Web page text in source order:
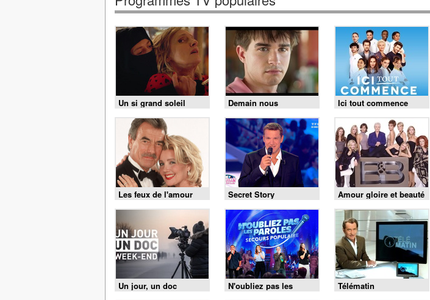
Un si grand soleil Demain nous
appartient
Ici tout commence
Les feux de l'amour Secret Story Amour gloire et beauté
Un jour, un doc N'oubliez pas les
paroles
Télématin